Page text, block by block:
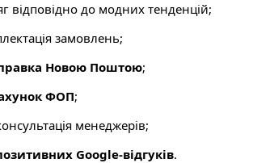
відповідно до модних тенденцій;
замовлень;
Новою Поштою;
ФОП;
менеджерів;
Google-відгуків.